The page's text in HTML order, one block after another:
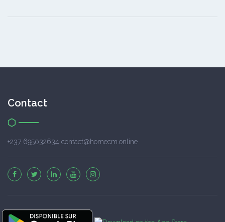
Contact
+237 695032634 contact@homecm.online